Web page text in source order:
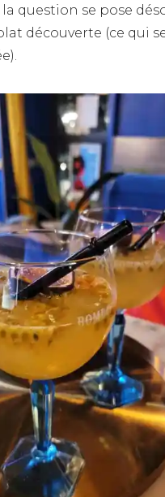
la question se pose
découverte (ce qui